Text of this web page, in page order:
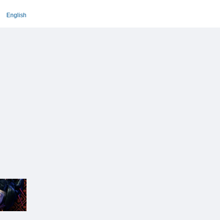
English